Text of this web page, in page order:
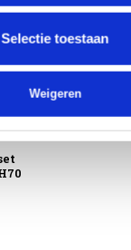
Selectie toestaan
Weigeren